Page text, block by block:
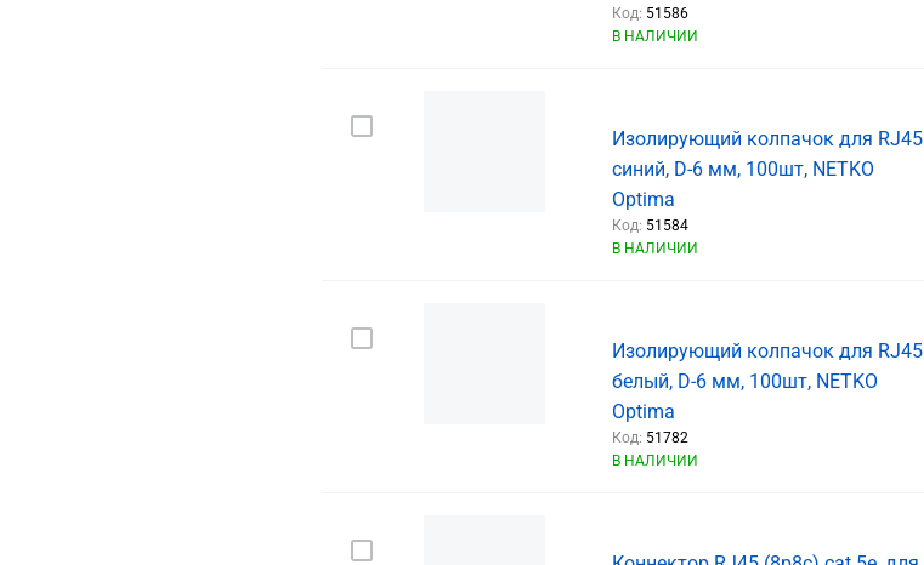
Код: 51586
В НАЛИЧИИ
Изолирующий колпачок для RJ45
синий, D-6 мм, 100шт, NETKO
Optima
Код: 51584
В НАЛИЧИИ
Изолирующий колпачок для RJ45
белый, D-6 мм, 100шт, NETKO
Optima
Код: 51782
В НАЛИЧИИ